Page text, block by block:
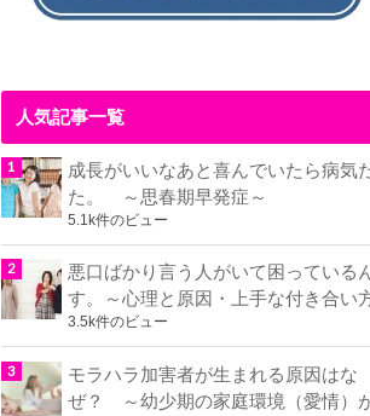
人気記事一覧
成長がいいなあと喜んでいたら病気
た。 ～思春期早発症～
5.1k件のビュー
悪口ばかり言う人がいて困っている
す。～心理と原因・上手な付き合い
3.5k件のビュー
モラハラ加害者が生まれる原因はな
ぜ？ ～幼少期の家庭環境（愛情）